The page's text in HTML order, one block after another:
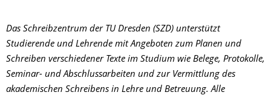
Das Schreibzentrum der TU Dresden (SZD) unterstützt
Studierende und Lehrende mit Angeboten zum Planen und
Schreiben verschiedener Texte im Studium wie Belege, Protokolle,
Seminar- und Abschlussarbeiten und zur Vermittlung des
akademischen Schreibens in Lehre und Betreuung. Alle